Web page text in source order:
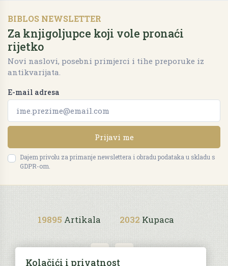
BIBLOS NEWSLETTER
Za knjigoljupce koji vole pronaći
rijetko
Novi naslovi, posebni primjerci i tihe preporuke iz
antikvarijata.
E-mail adresa
Prijavi me
Dajem privolu za primanje newslettera i obradu podataka u skladu s
GDPR-om.
19895 Artikala 2032 Kupaca
Kolačići i privatnost